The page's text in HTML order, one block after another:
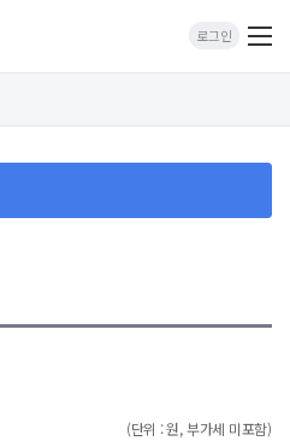
로그인
(단위 : 원, 부가세 미포함)